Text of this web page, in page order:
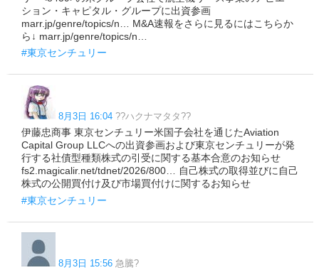
ション・キャピタル・グループに出資参画
marr.jp/genre/topics/n… M&A速報をさらに見るにはこちらか
ら↓ marr.jp/genre/topics/n…
#東京センチュリー
8月3日 16:04 ??ハクナマタタ??
伊藤忠商事 東京センチュリー米国子会社を通じたAviation
Capital Group LLCへの出資参画および東京センチュリーが発
行する社債型種類株式の引受に関する基本合意のお知らせ
fs2.magicalir.net/tdnet/2026/800… 自己株式の取得並びに自己
株式の公開買付け及び市場買付けに関するお知らせ
#東京センチュリー
8月3日 15:56 急騰?